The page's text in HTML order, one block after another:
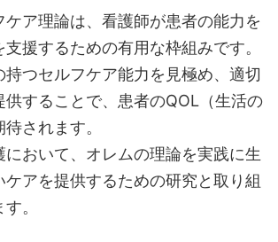
ケア理論は、看護師が患者の能力を
援するための有用な枠組みです。
持つセルフケア能力を見極め、適切
供することで、患者のQOL（生活の
されます。
において、オレムの理論を実践に生
ケアを提供するための研究と取り組
。